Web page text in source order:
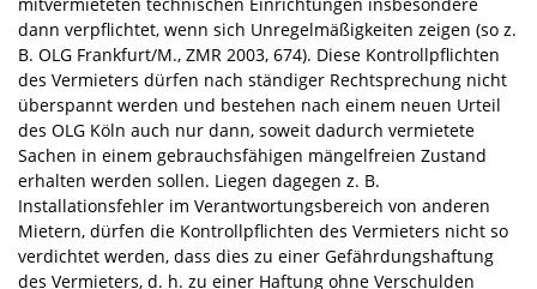
dann verpflichtet, wenn sich Unregelmäßigkeiten zeigen (so z.
B. OLG Frankfurt/M., ZMR 2003, 674). Diese Kontrollpflichten
des Vermieters dürfen nach ständiger Rechtsprechung nicht
überspannt werden und bestehen nach einem neuen Urteil
des OLG Köln auch nur dann, soweit dadurch vermietete
Sachen in einem gebrauchsfähigen mängelfreien Zustand
erhalten werden sollen. Liegen dagegen z. B.
Installationsfehler im Verantwortungsbereich von anderen
Mietern, dürfen die Kontrollpflichten des Vermieters nicht so
verdichtet werden, dass dies zu einer Gefährdungshaftung
des Vermieters, d. h. zu einer Haftung ohne Verschulden